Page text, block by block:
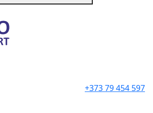
+373 79 454 597